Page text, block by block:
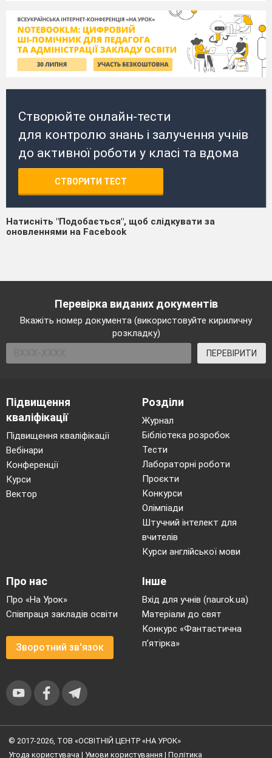
Створюйте онлайн-тести
для контролю знань і залучення учнів
до активної роботи у класі та вдома
СТВОРИТИ ТЕСТ
Натисніть "Подобається", щоб слідкувати за
оновленнями на Facebook
Перевірка виданих документів
Вкажіть номер документа (використовуйте кириличну
розкладку)
ПЕРЕВІРИТИ
Підвищення
кваліфікації
Підвищення кваліфікації
Вебінари
Конференції
Курси
Вектор
Розділи
Журнал
Бібліотека розробок
Тести
Лабораторні роботи
Проєкти
Конкурси
Олімпіади
Штучний інтелект для
вчителів
Курси англійської мови
Про нас
Про «На Урок»
Співпраця закладів освіти
Зворотний зв'язок
Інше
Вхід для учнів (naurok.ua)
Матеріали до свят
Конкурс «Фантастична
п’ятірка»
© 2017-2026, ТОВ «ОСВІТНІЙ ЦЕНТР «НА УРОК»
Угода користувача | Умови користування | Політика